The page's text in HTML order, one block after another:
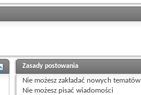
Zasady postowania
Nie możeszzakładać nowych tematów
Nie możeszpisać wiadomości